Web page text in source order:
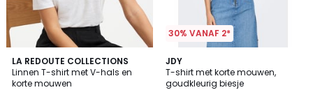
LA REDOUTE COLLECTIONS
Linnen T-shirt met V-hals en
korte mouwen
4.7
/ 5
2
Kleuren
30% VANAF 2*
JDY
T-shirt met korte mouwen,
goudkleurig biesje
3.8
/ 5
4
Kleuren